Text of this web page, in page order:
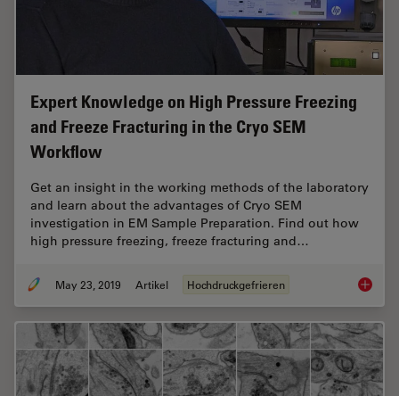
Expert Knowledge on High Pressure Freezing
and Freeze Fracturing in the Cryo SEM
Workflow
Get an insight in the working methods of the laboratory
and learn about the advantages of Cryo SEM
investigation in EM Sample Preparation. Find out how
high pressure freezing, freeze fracturing and…
May 23, 2019 Artikel Hochdruckgefrieren Expert